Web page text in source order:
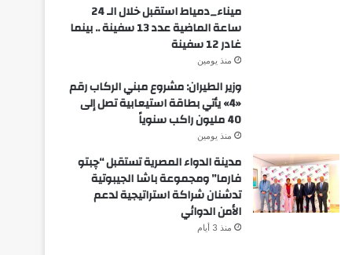
ميناء_دمياط استقبل خلال الـ 24
ساعة الماضية عدد 13 سفينة .. بينما
غادر 12 سفينة
منذ يومين
وزير الطيران: مشروع مبني الركاب رقم
«4» يأتي بطاقة استيعابية تصل إلى
40 مليون راكب سنوياً
منذ يومين
مدينة الدواء المصرية تستقبل “چبتو
فارما” ومجموعة باشا الجيبوتية
تدشنان شراكة استراتيجية لدعم
الأمن الدوائي
منذ 3 أيام